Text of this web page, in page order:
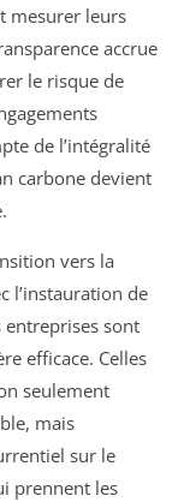
mesurer leurs
accrue
le risque de
de l’intégralité
carbone devient
vers la
l’instauration de
entreprises sont
efficace. Celles
seulement
mais
sur le
prennent les